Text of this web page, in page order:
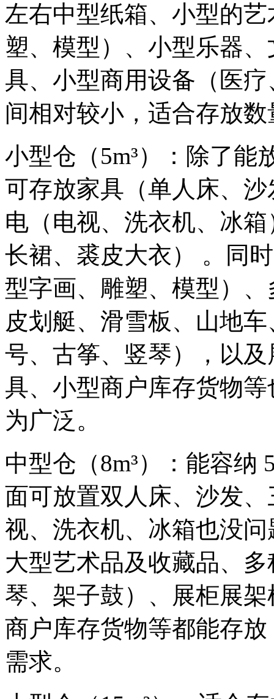
左右中型纸箱、小型的
塑、模型）、小型乐器
具、小型商用设备（医
间相对较小，适合存放
小型仓（5m³）：除了能
可存放家具（单人床、
电（电视、洗衣机、冰
长裙、裘皮大衣） 。同
型字画、雕塑、模型）
皮划艇、滑雪板、山地
号、古筝、竖琴），以
具、小型商户库存货物
为广泛。
中型仓（8m³）：能容纳
面可放置双人床、沙发
视、洗衣机、冰箱也没
大型艺术品及收藏品、
琴、架子鼓）、展柜展
商户库存货物等都能存
需求。